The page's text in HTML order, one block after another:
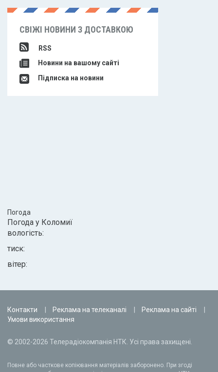
СВІЖІ НОВИНИ З ДОСТАВКОЮ
RSS
Новини на вашому сайті
Підписка на новини
Погода
Погода у Коломиї
вологість:
тиск:
вітер:
Контакти Реклама на телеканалі
Реклама на сайті
Умови використання
© 2002-2026 Телерадіокомпанія НТК. Усі права захищені.
Повне або часткове копіювання матеріалів заборонено. При згоді